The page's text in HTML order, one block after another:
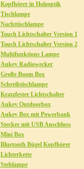
Kopfhörer in Holzoptik
Tischlampe
Nachttischlampe
Touch Lichtschalter Version 1
Touch Lichtschalter Version 2
Multifunktions Lampe
Aukey Radiowecker
Große Boom Box
Schreibtischlampe
Kratzfester Lichtschalter
Aukey Outdoorbox
Aukey Box mit Powerbank
Stecker mit USB Anschluss
Mini Box
Bluetooth Bügel Kopfhörer
Lichterkette
Stehlampe